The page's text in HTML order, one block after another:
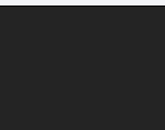
Facebook
στο YouTube